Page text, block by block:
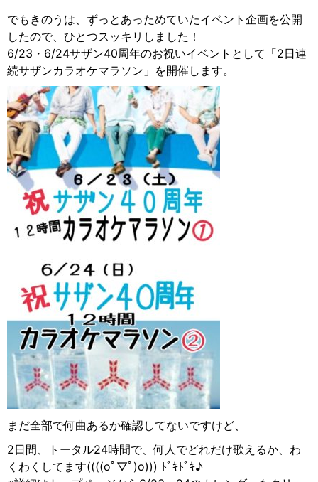
でもきのうは、ずっとあっためていたイベント企画を公開
したので、ひとつスッキリしました！
6/23・6/24サザン40周年のお祝いイベントとして「2日連
続サザンカラオケマラソン」を開催します。
まだ全部で何曲あるか確認してないですけど、
2日間、トータル24時間で、何人でどれだけ歌えるか、わ
くわくしてます((((oﾟ▽ﾟ︎)o))) ﾄﾞｷﾄﾞｷ♪︎